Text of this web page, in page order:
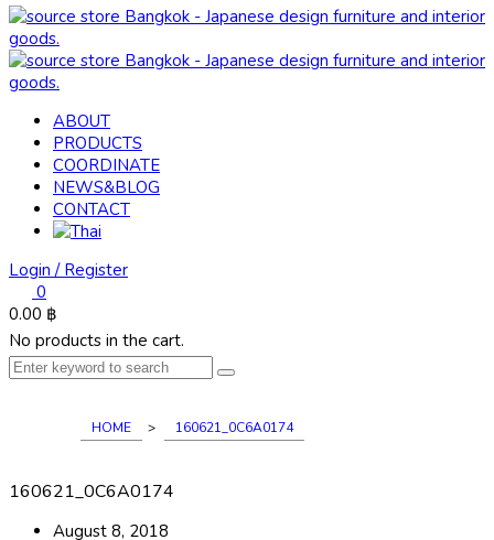
ABOUT
PRODUCTS
COORDINATE
NEWS&BLOG
CONTACT
Login / Register
0
0.00 ฿
No products in the cart.
HOME > 160621_0C6A0174
160621_0C6A0174
August 8, 2018